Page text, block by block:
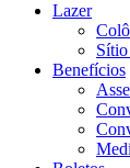
Lazer
Benefícios